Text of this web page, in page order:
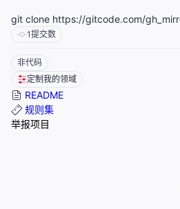
git clone https://gitcode.com/
1提交数
非代码
定制我的领域
README
规则集
举报项目